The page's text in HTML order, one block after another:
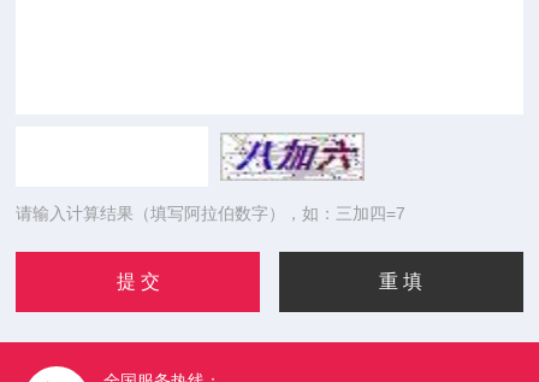
请输入计算结果（填写阿拉伯数字），如：三加四=7